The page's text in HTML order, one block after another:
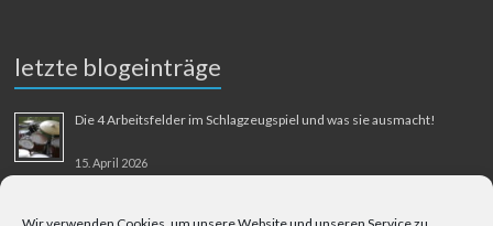
letzte blogeinträge
Die 4 Arbeitsfelder im Schlagzeugspiel und was sie ausmacht!
15. April 2026